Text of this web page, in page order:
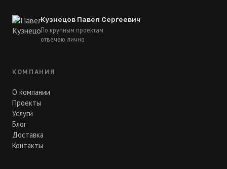
Кузнецов Павел Сергеевич
По крупным проектам
отвечаю лично
КОМПАНИЯ
О компании
Проекты
Услуги
Блог
Доставка
Контакты